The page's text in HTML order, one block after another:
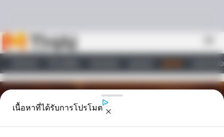
วอลเปเ
ไลฟ์สไตล์
เนื้อหาที่ได้รับการโปรโมต